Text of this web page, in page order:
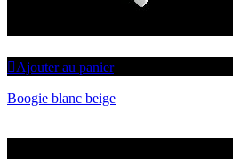
Ajouter au panier
Boogie blanc beige